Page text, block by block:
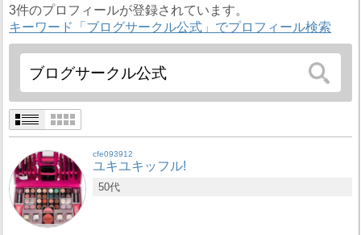
3件のプロフィールが登録されています。
キーワード「ブログサークル公式」でプロフィール検索
cfe093912
ユキユキッフル!
50代